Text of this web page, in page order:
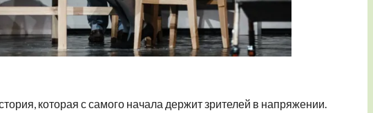
которая с самого начала держит зрителей в напряжении.